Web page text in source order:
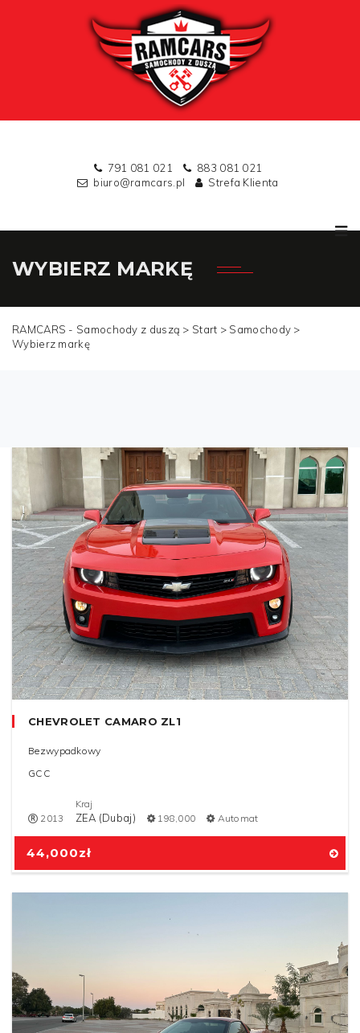
791 081 021
883 081 021
biuro@ramcars.pl
Strefa Klienta
WYBIERZ MARKĘ
RAMCARS - Samochody z duszą > Start > Samochody >
Wybierz markę
44,000zł
CHEVROLET CAMARO ZL1
Bezwypadkowy
GCC
2013
Kraj
ZEA (Dubaj) 198,000 Automat